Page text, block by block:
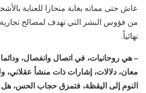
عاش حتى مماته بغابة منحازا للعناية
من فؤوس البشر التي تهدف لمصالح تجارية
نهائياً.
– هي روحانيات، في اتصال وانفصال،
معان، دلالات، إشارات ذات منشأ عقلاني،
النوم إلى اليقظة، فتمزق حجاب الحس، هل